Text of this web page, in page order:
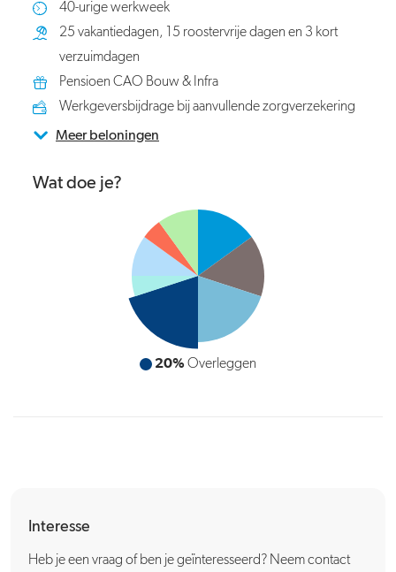
40-urige werkweek
25 vakantiedagen, 15 roostervrije dagen en 3 kort
verzuimdagen
Pensioen CAO Bouw & Infra
Werkgeversbijdrage bij aanvullende zorgverzekering
Meer beloningen
Wat doe je?
20% Overleggen
Interesse
Heb je een vraag of ben je geïnteresseerd? Neem contact